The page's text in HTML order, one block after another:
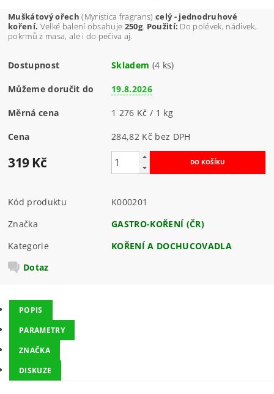
Muškátový ořech(Myristica fragrans) celý - jednodruhové
koření. Velké balení obsahuje 250g. Použití: Do polévek, nádivek,
pokrmů z masa, ale i do pečiva aj.
Dostupnost Skladem (4 ks)
Můžeme doručit do 19.8.2026
Měrná cena 1 276 Kč / 1 kg
Cena 284,82 Kč bez DPH
319 Kč
Kód produktu
K000201
Značka
GASTRO-KOŘENÍ (ČR)
Kategorie
KOŘENÍ A DOCHUCOVADLA
Dotaz
POPIS
PARAMETRY
ZNAČKA
DISKUZE